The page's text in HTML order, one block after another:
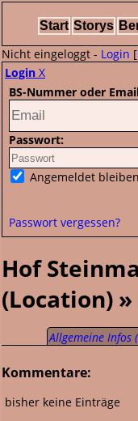
Start Storys
Nicht eingeloggt - Login [
Login X
BS-Nummer oder
Passwort:
Angemeldet bleiben
Passwort vergessen?
Hof
(Location)
Allgemeine Infos
Kommentare:
bisher keine Einträge